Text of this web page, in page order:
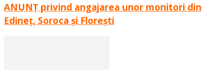
ANUNȚ privind angajarea unor monitori din
Edineț, Soroca și Florești